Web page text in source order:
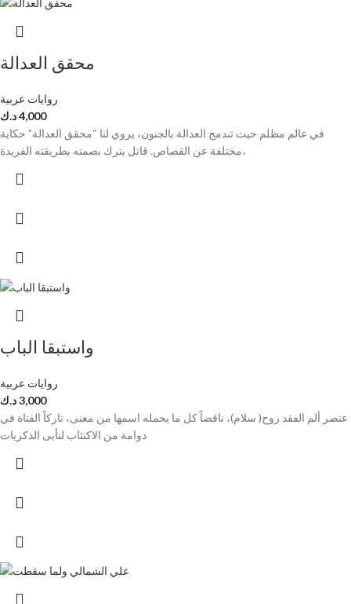
محقق العدالة
روايات عربية
4,000د.ك
في عالم مظلم حيث تندمج العدالة بالجنون، يروي لنا “محقق العدالة” حكاية
مختلفة عن القصاص. قاتل يترك بصمته بطريقته الفريدة،
واستبقا الباب
روايات عربية
3,000د.ك
عتصر ألم الفقد روح( سلام)، ناقضاً كل ما يحمله اسمها من معنى، تاركاً الفتاة في
دوامة من الاكتئاب لتأبى الذكريات